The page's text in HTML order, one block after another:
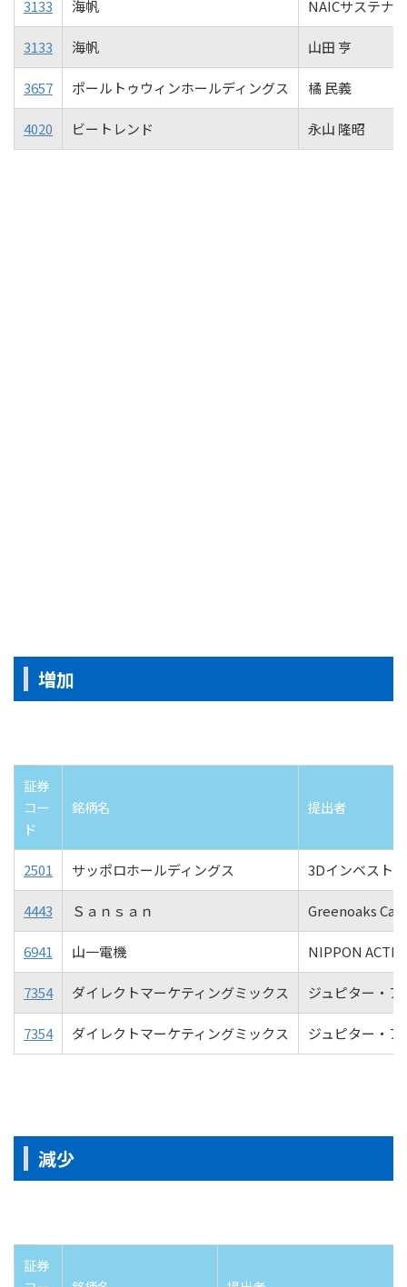
3133 海帆 NAICサステナ
3133 海帆 山田 亨
3657 ポールトゥウィンホールディングス 橘 民義
4020 ビートレンド 永山 隆昭
増加
証券
コー
ド
銘柄名 提出者
2501 サッポロホールディングス 3Dインベスト
4443 Ｓａｎｓａｎ Greenoaks
6941 山一電機 NIPPON
7354 ダイレクトマーケティングミックス ジュピター・
7354 ダイレクトマーケティングミックス ジュピター・
減少
証券